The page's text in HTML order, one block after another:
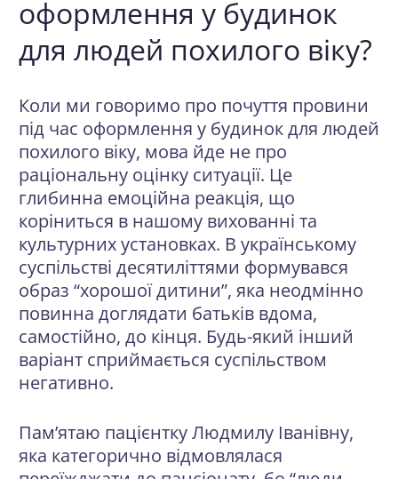
оформлення у будинок
для людей похилого віку?
Коли ми говоримо про почуття провини
під час оформлення у будинок для людей
похилого віку, мова йде не про
раціональну оцінку ситуації. Це
глибинна емоційна реакція, що
коріниться в нашому вихованні та
культурних установках. В українському
суспільстві десятиліттями формувався
образ “хорошої дитини”, яка неодмінно
повинна доглядати батьків вдома,
самостійно, до кінця. Будь-який інший
варіант сприймається суспільством
негативно.
Пам’ятаю пацієнтку Людмилу Іванівну,
яка категорично відмовлялася